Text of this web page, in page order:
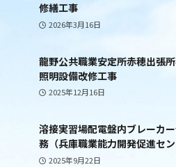
修繕工事
2026年3月16日
龍野公共職業安定所赤穂出張
照明設備改修工事
2025年12月16日
溶接実習場配電盤内ブレーカ
務（兵庫職業能力開発促進セン
2025年9月22日